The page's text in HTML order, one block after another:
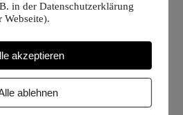
einfach mal telefonisch oder
Nachricht!
in der Datenschutzerklärung
Webseite).
akzeptieren
ablehnen